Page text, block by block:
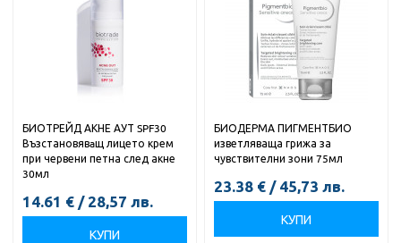
БИОТРЕЙД АКНЕ АУТ SPF30
Възстановявaщ лицето крем
при червени петна след акне
30мл
14.61 € / 28,57 лв.
КУПИ
БИОДЕРМА ПИГМЕНТБИО
изветляваща грижа за
чувствителни зони 75мл
23.38 € / 45,73 лв.
КУПИ